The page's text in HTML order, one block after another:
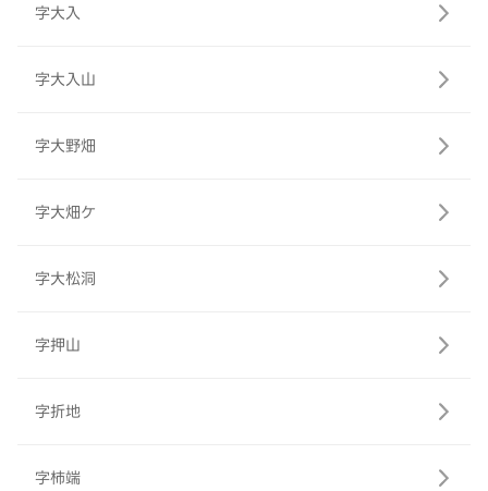
字大入
字大入山
字大野畑
字大畑ケ
字大松洞
字押山
字折地
字柿端